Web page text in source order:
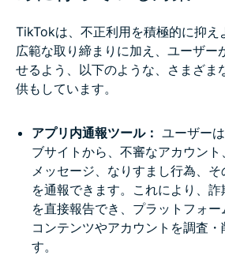
TikTokは、不正利用を積極的に抑え
広範な取り締まりに加え、ユーザー
せるよう、以下のような、さまざま
供もしています。
アプリ内通報ツール： ユーザー
ブサイトから、不審なアカウント
メッセージ、なりすまし行為、
を通報できます。これにより、
を直接報告でき、プラットフォ
コンテンツやアカウントを調査・
す。